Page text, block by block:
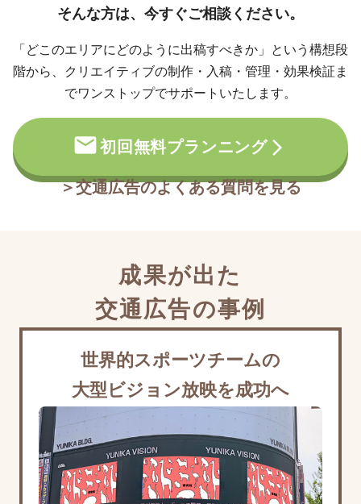
そんな方は、今すぐご相談ください。
「どこのエリアにどのように出稿すべきか」という構想段
階から、
クリエイティブの制作・入稿・管理・効果検証ま
でワンストップでサポートいたします。
初回無料プランニング
＞交通広告のよくある質問を見る
成果が出た
交通広告の事例
世界的スポーツチームの
大型ビジョン放映を成功へ